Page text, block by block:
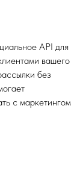
API для
вашего
без
с маркетингом